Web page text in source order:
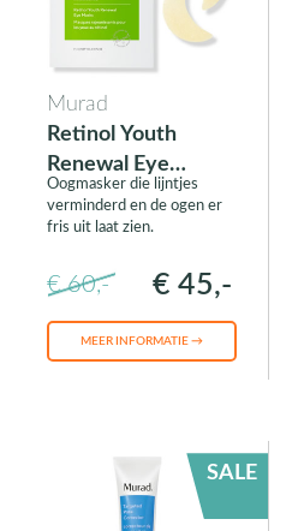
Murad
Retinol Youth
Renewal Eye
Masks
Oogmasker die lijntjes
verminderd en de ogen er
fris uit laat zien.
€ 60,- € 45,-
MEER INFORMATIE →
SALE